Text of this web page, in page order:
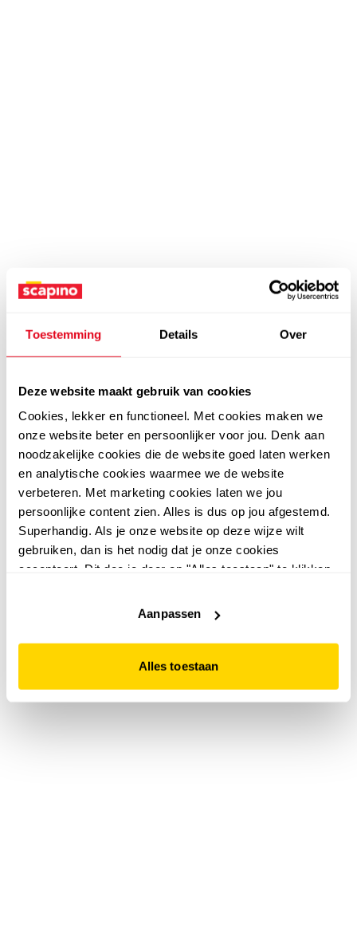
Toestemming Details Over
Deze website maakt gebruik van cookies
Cookies, lekker en functioneel. Met cookies maken we
onze website beter en persoonlijker voor jou. Denk aan
noodzakelijke cookies die de website goed laten werken
en analytische cookies waarmee we de website
verbeteren. Met marketing cookies laten we jou
persoonlijke content zien. Alles is dus op jou afgestemd.
Superhandig. Als je onze website op deze wijze wilt
gebruiken, dan is het nodig dat je onze cookies
accepteert. Dit doe je door op "Alles toestaan" te klikken.
website niet optimaal functioneert.
Aanpassen
Alles toestaan